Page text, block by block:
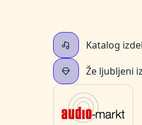
Katalog
Že ljubljeni